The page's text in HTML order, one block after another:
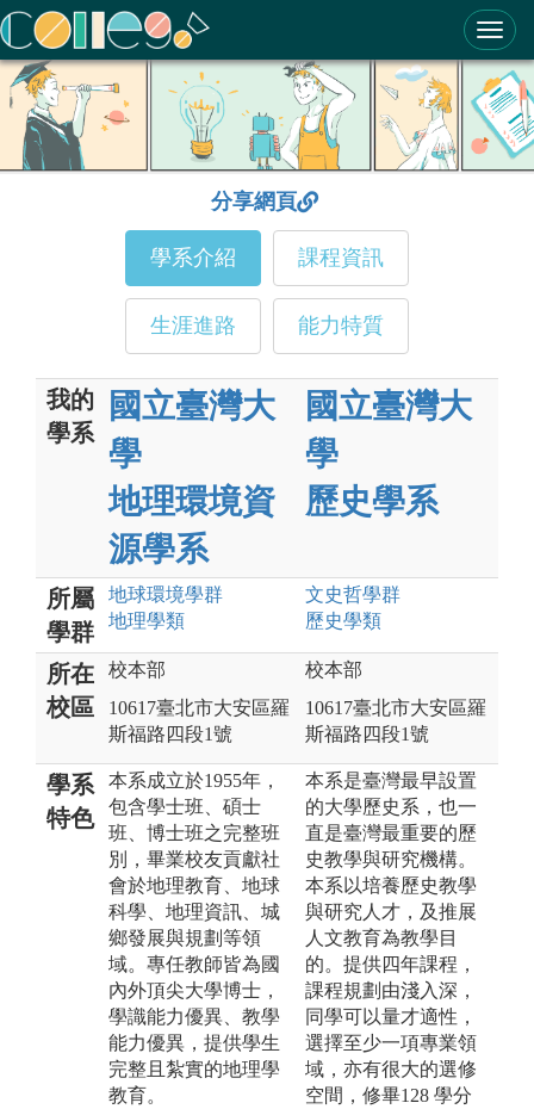
ColleGo! 大學選才與高中育才輔助系統
分享網頁
學系介紹 課程資訊
生涯進路 能力特質
我的
學系
國立臺灣大
學
地理環境資
源學系
國立臺灣大
學
歷史學系
所屬
學群
地球環境學群
地理學類
文史哲學群
歷史學類
所在
校區
校本部
10617臺北市大安區羅
斯福路四段1號
校本部
10617臺北市大安區羅
斯福路四段1號
學系
特色
本系成立於1955年，
包含學士班、碩士
班、博士班之完整班
別，畢業校友貢獻社
會於地理教育、地球
科學、地理資訊、城
鄉發展與規劃等領
域。專任教師皆為國
內外頂尖大學博士，
學識能力優異、教學
能力優異，提供學生
完整且紮實的地理學
教育。
本系是臺灣最早設置
的大學歷史系，也一
直是臺灣最重要的歷
史教學與研究機構。
本系以培養歷史教學
與研究人才，及推展
人文教育為教學目
的。提供四年課程，
課程規劃由淺入深，
同學可以量才適性，
選擇至少一項專業領
域，亦有很大的選修
空間，修畢128 學分